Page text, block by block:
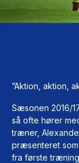
”Aktion, aktion,
Sæsonen 2016/
så ofte hører
træner,
præsenteret
fra første